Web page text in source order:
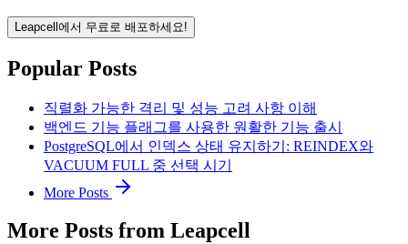
Leapcell에서 무료로 배포하세요!
Popular Posts
직렬화 가능한 격리 및 성능 고려 사항 이해
백엔드 기능 플래그를 사용한 원활한 기능 출시
PostgreSQL에서 인덱스 상태 유지하기: REINDEX와
VACUUM FULL 중 선택 시기
More Posts
More Posts from Leapcell